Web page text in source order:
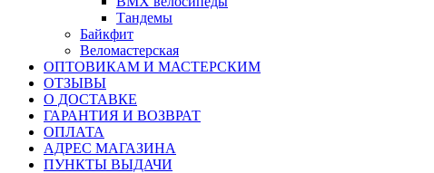
Тандемы
Байкфит
Веломастерская
ОПТОВИКАМ И МАСТЕРСКИМ
ОТЗЫВЫ
О ДОСТАВКЕ
ГАРАНТИЯ И ВОЗВРАТ
ОПЛАТА
АДРЕС МАГАЗИНА
ПУНКТЫ ВЫДАЧИ